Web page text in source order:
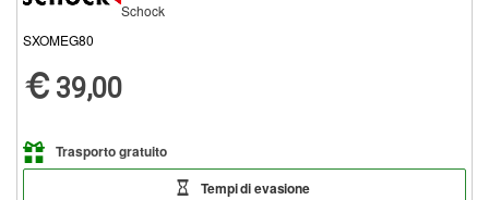
Schock
SXOMEG80
39,00
Trasporto gratuito
Tempi di evasione